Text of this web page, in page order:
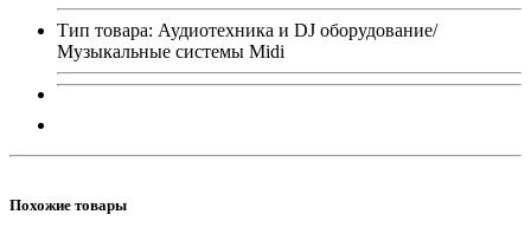
Тип товара: Аудиотехника и DJ оборудование/
Музыкальные системы Midi
Похожие товары